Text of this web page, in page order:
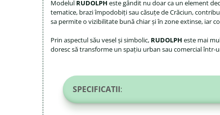
Modelul RUDOLPH este gândit nu doar ca un element
tematice, brazi împodobiți sau căsuțe de Crăciun,
sa permite o vizibilitate bună chiar și în zone extinse, iar
Prin aspectul său vesel și simbolic, RUDOLPH este mai
doresc să transforme un spațiu urban sau comercial într-
SPECIFICATII: